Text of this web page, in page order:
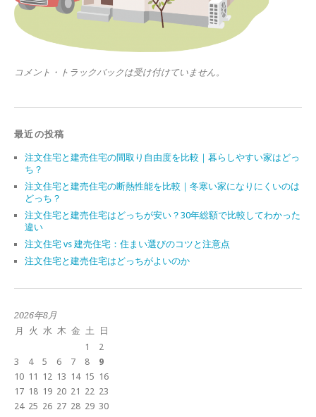
コメント・トラックバックは受け付けていません。
最近の投稿
注文住宅と建売住宅の間取り自由度を比較｜暮らしやすい家はどっ
ち？
注文住宅と建売住宅の断熱性能を比較｜冬寒い家になりにくいのは
どっち？
注文住宅と建売住宅はどっちが安い？30年総額で比較してわかった
違い
注文住宅 vs 建売住宅：住まい選びのコツと注意点
注文住宅と建売住宅はどっちがよいのか
2026年8月
月
火 水 木 金 土
日
1
2
3
4 5 6 7 8
9
10 11 12 13 14 15 16
17 18 19 20 21 22 23
24 25 26 27 28 29 30